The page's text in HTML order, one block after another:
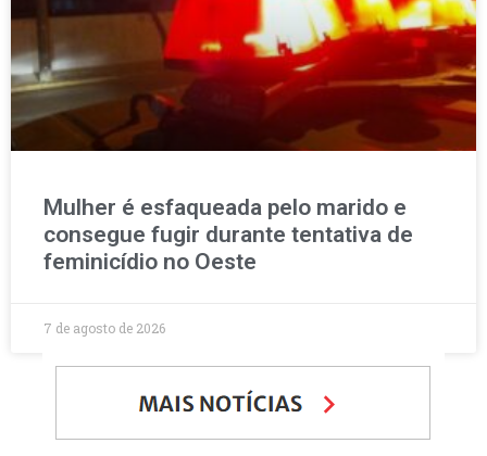
Mulher é esfaqueada pelo marido e
consegue fugir durante tentativa de
feminicídio no Oeste
7 de agosto de 2026